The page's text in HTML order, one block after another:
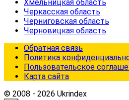
Хмельницкая область
Черкасская область
Черниговская область
Черновицкая область
Обратная связь
Политика
Пользовательское
Карта сайта
© 2008 - 2026 Ukrindex